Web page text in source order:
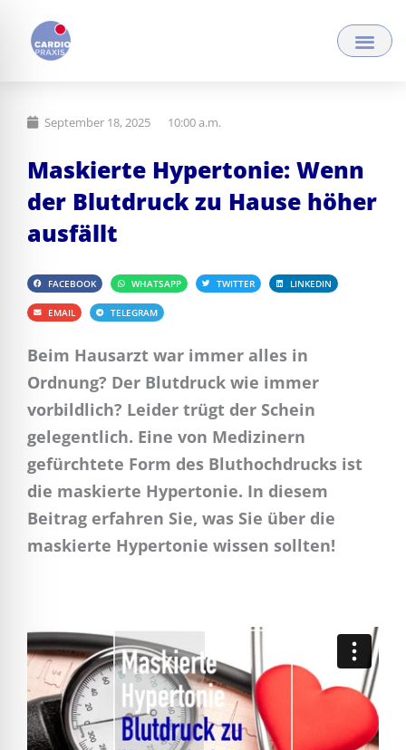
Inhalt
springen
September 18, 2025 10:00 a.m.
Maskierte Hypertonie: Wenn
der Blutdruck zu Hause höher
ausfällt
FACEBOOK WHATSAPP TWITTER LINKEDIN
EMAIL TELEGRAM
Beim Hausarzt war immer alles in
Ordnung? Der Blutdruck wie immer
vorbildlich? Leider trügt der Schein
gelegentlich. Eine von Medizinern
gefürchtete Form des Bluthochdrucks ist
die maskierte Hypertonie. In diesem
Beitrag erfahren Sie, was Sie über die
maskierte Hypertonie wissen sollten!